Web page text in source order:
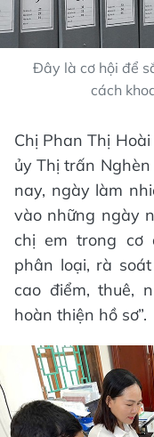
Đây là cơ hội để
cách
Chị Phan Thị
ủy Thị trấn
nay, ngày làm
vào những ngày
chị em trong cơ
phân loại, rà
cao điểm, thuê,
hoàn thiện hồ sơ”.